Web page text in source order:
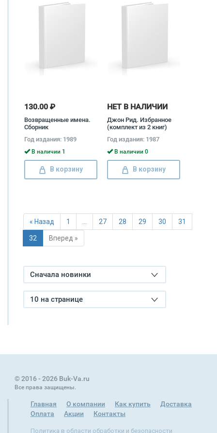
130.00 ₽
Возвращенные имена.
Сборник
статей (комплект из 2
книг)
Год издания: 1989
В наличии 1
В корзину
НЕТ В НАЛИЧИИ
Джон Рид. Избранное
(комплект из 2 книг)
Год издания: 1987
В наличии 0
В корзину
« Назад 1 … 27 28 29 30 31
32 Вперед »
Сначала новинки
10 на странице
© 2016 - 2026 Buk-Va.ru
Все права защищены.
Главная О компании Как купить
Доставка
Оплата
Акции Контакты
Политика в области обработки и безопасности